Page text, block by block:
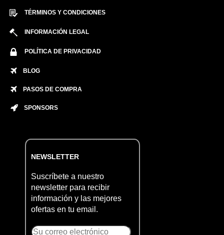
TÉRMINOS Y CONDICIONES
INFORMACIÓN LEGAL
POLÍTICA DE PRIVACIDAD
BLOG
PASOS DE COMPRA
SPONSORS
NEWSLETTER
Suscríbete a nuestro
newsletter para recibir
información y las mejores
ofertas en tu email.